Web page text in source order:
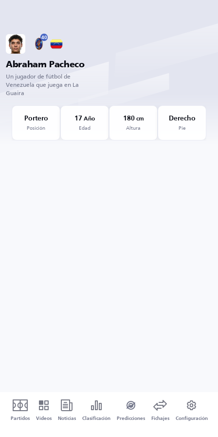
40
Abraham Pacheco
Un jugador de fútbol de
Venezuela que juega en La
Guaira
Portero
Posición
17 Año
Edad
180cm
Altura
Derecho
Pie
Partidos Vídeos Noticias Clasificación Predicciones Fichajes Configuración